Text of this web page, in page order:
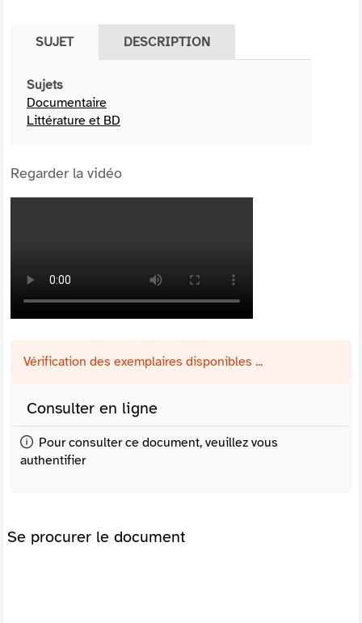
SUJET DESCRIPTION
Sujets
Documentaire
Littérature et BD
Regarder la vidéo
Vérification des exemplaires disponibles ...
Consulter en ligne
Pour consulter ce document, veuillez vous
authentifier
Se procurer le document